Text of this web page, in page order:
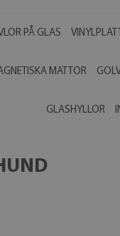
PÅ GLAS
MATTOR
GLASHYLLOR